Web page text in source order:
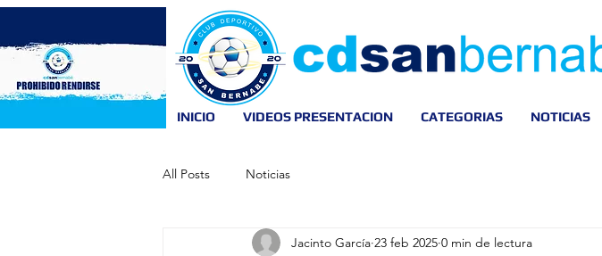
INICIO VIDEOS PRESENTACION CATEGORIAS NOTICIAS
All Posts Noticias
Jacinto García 23 feb 2025 0 min de lectura